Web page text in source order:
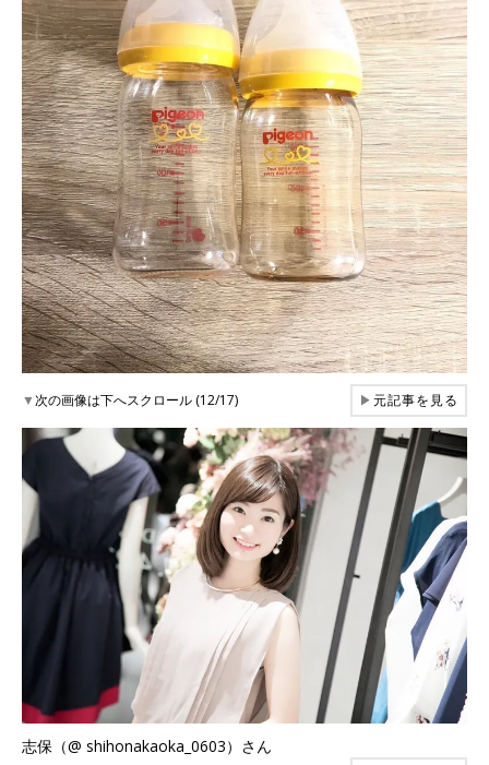
▼次の画像は下へスクロール (12/17) ▶元記事を見る
志保（@ shihonakaoka_0603）さん